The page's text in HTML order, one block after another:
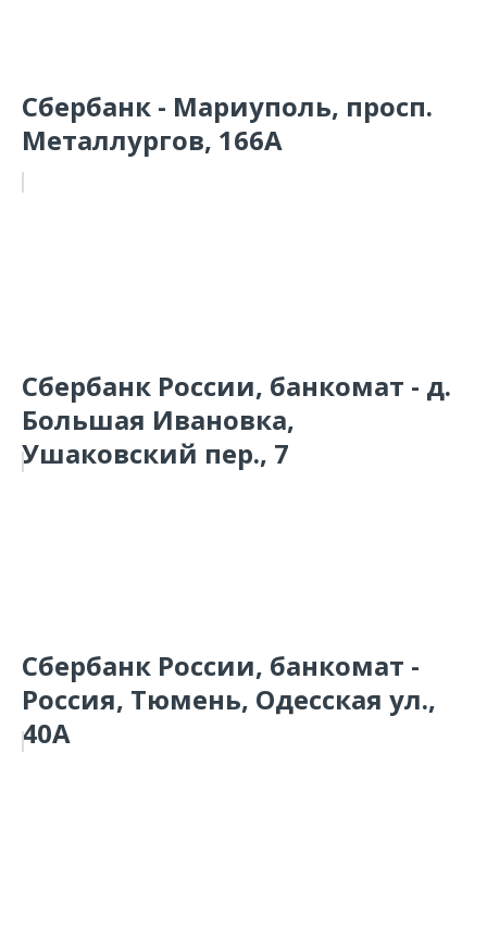
Сбербанк - Мариуполь, просп.
Металлургов, 166А
Сбербанк России, банкомат - д.
Большая Ивановка,
Ушаковский пер., 7
Сбербанк России, банкомат -
Россия, Тюмень, Одесская ул.,
40А